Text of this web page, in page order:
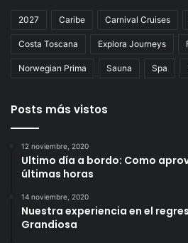
2027 Caribe Carnival Cruises
Costa Toscana Explora Journeys
Norwegian Prima Sauna Spa
Posts más vistos
12 noviembre, 2020
Ultimo día a bordo: Como
últimas horas
14 noviembre, 2020
Nuestra experiencia en el
Grandiosa